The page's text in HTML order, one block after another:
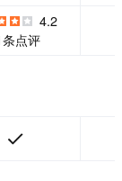
4.2
条点评